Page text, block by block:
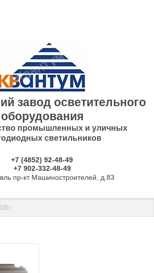
завод осветительного
оборудования
промышленных и уличных
светильников
+7 (4852) 92-48-49
​​​​​​​+7 902-332-48-49
пр-кт Машиностроителей, д.83